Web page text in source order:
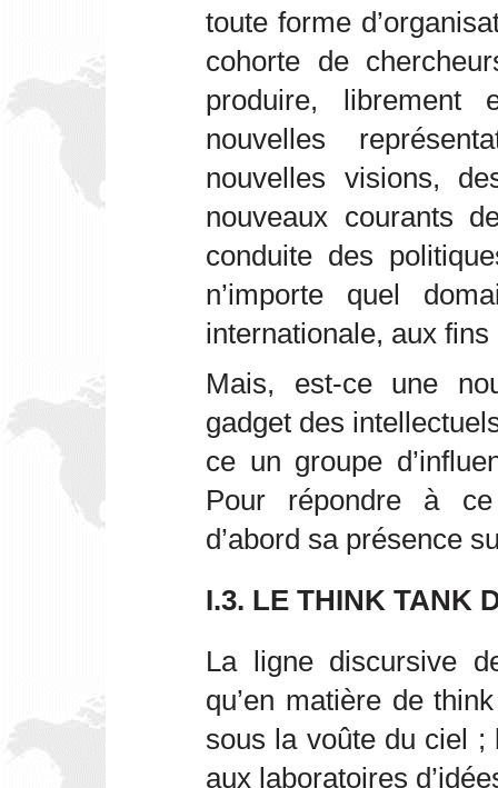
toute forme
cohorte de
produire,
nouvelles
nouvelles visions,
nouveaux courants
conduite des
n’importe quel
internationale, aux
Mais, est-ce une
gadget des
ce un groupe
Pour répondre à ce
d’abord sa présence
I.3. LE THINK TANK
La ligne discursive
qu’en matière de
sous la voûte du ciel ;
aux laboratoires